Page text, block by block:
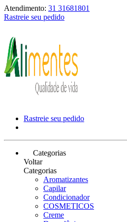
Atendimento: 31 31681801
Rastreie seu pedido
Rastreie seu pedido
Categorias
Voltar
Categorias
Aromatizantes
Capilar
Condicionador
COSMETICOS
Creme